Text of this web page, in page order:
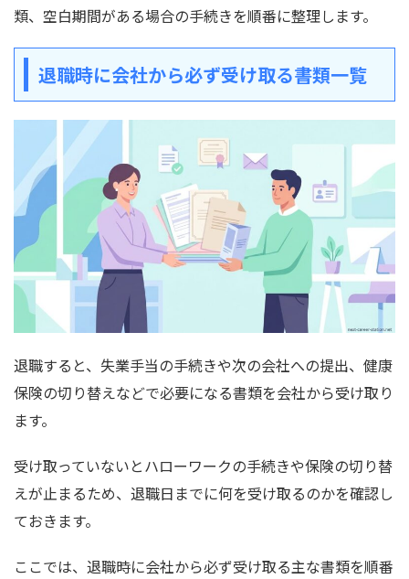
類、空白期間がある場合の手続きを順番に整理します。
退職時に会社から必ず受け取る書類一覧
退職すると、失業手当の手続きや次の会社への提出、健康
保険の切り替えなどで必要になる書類を会社から受け取り
ます。
受け取っていないとハローワークの手続きや保険の切り替
えが止まるため、退職日までに何を受け取るのかを確認し
ておきます。
ここでは、退職時に会社から必ず受け取る主な書類を順番